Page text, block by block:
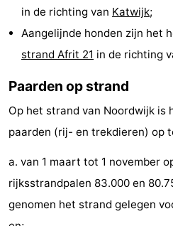
Musea
Monumenten
-
Rondvaarten
-
Binnenspeeltuinen
-
in de richting van Katwijk;
Aangelijnde honden zijn het
strand Afrit 21 in de richting
Paarden op strand
Op het strand van Noordwijk is
paarden (rij- en trekdieren) op
a. van 1 maart tot 1 november
rijksstrandpalen 83.000 en
genomen het strand gelegen